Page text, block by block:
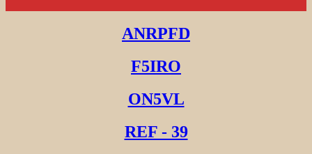
ANRPFD
F5IRO
ON5VL
REF - 39